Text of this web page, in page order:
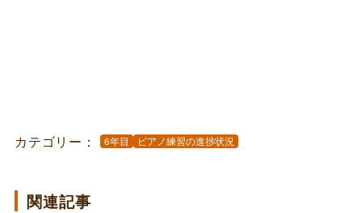
カテゴリー： 6年目 ピアノ練習の進捗状況
関連記事